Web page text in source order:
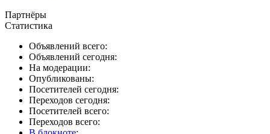
Партнёры
Статистика
Объявлений всего:
Объявлений сегодня:
На модерации:
Опубликованы:
Посетителей сегодня:
Переходов сегодня:
Посетителей всего:
Переходов всего: